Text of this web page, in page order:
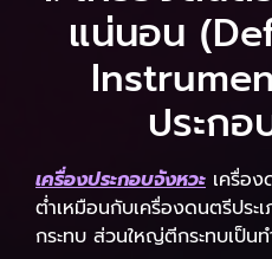
แน่นอน
ประกอ
เครื่องประกอบจังหวะ เครื่อ
ต่ำเหมือนกับเครื่องดนตรีประ
กระทบ ส่วนใหญ่ตีกระทบเป็น